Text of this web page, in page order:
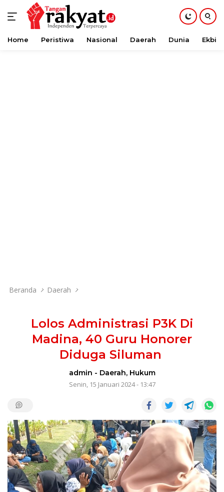
Langsung
Home Peristiwa Nasional Daerah Dunia Ekbis
Beranda Daerah
Lolos Administrasi P3K Di
Madina, 40 Guru Honorer
Diduga Siluman
admin - Daerah, Hukum
Senin, 15 Januari 2024 - 13:47